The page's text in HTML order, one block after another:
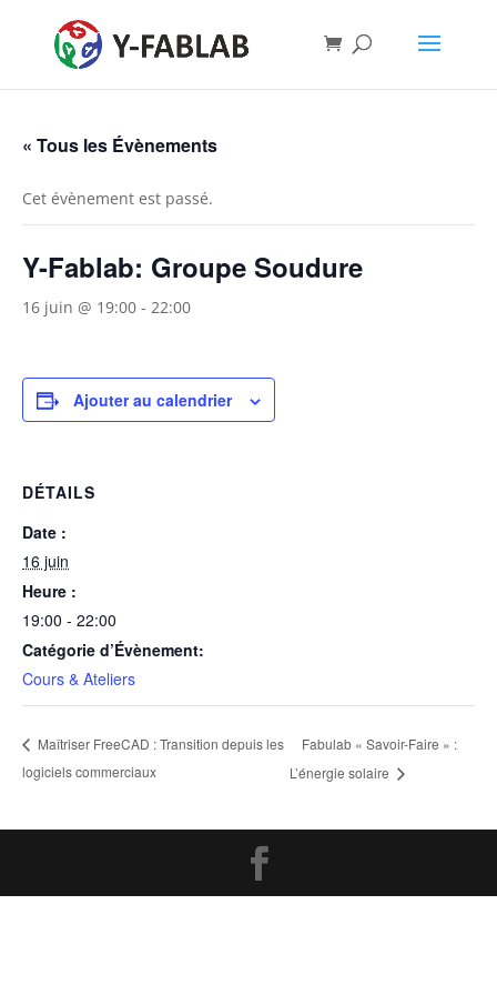
« Tous les Évènements
Cet évènement est passé.
Y-Fablab: Groupe Soudure
16 juin @ 19:00 - 22:00
Ajouter au calendrier
DÉTAILS
Date :
16 juin
Heure :
19:00 - 22:00
Catégorie d’Évènement:
Cours & Ateliers
Maîtriser FreeCAD : Transition depuis les
logiciels commerciaux
Fabulab « Savoir-Faire » :
L’énergie solaire